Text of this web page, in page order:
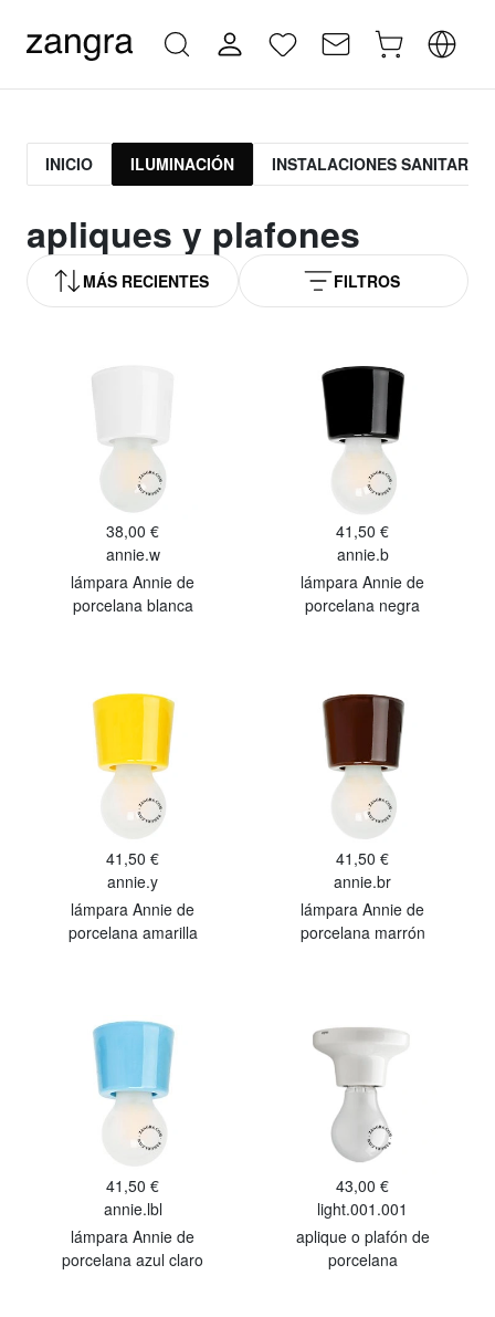
INICIO ILUMINACIÓN INSTALACIONES SANITARIAS
apliques y plafones
MÁS RECIENTES FILTROS
38,00 €
annie.w
lámpara Annie de
porcelana blanca
41,50 €
annie.b
lámpara Annie de
porcelana negra
41,50 €
annie.y
lámpara Annie de
porcelana amarilla
41,50 €
annie.br
lámpara Annie de
porcelana marrón
41,50 €
annie.lbl
lámpara Annie de
porcelana azul claro
43,00 €
light.001.001
aplique o plafón de
porcelana